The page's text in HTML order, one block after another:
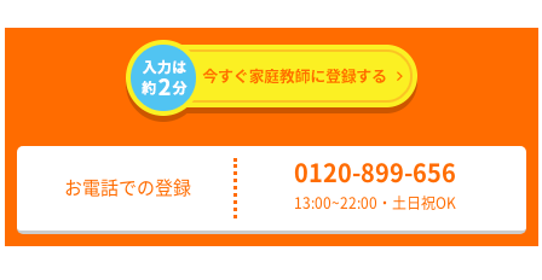
お電話での登録
0120-899-656
13:00~22:00・土日祝OK